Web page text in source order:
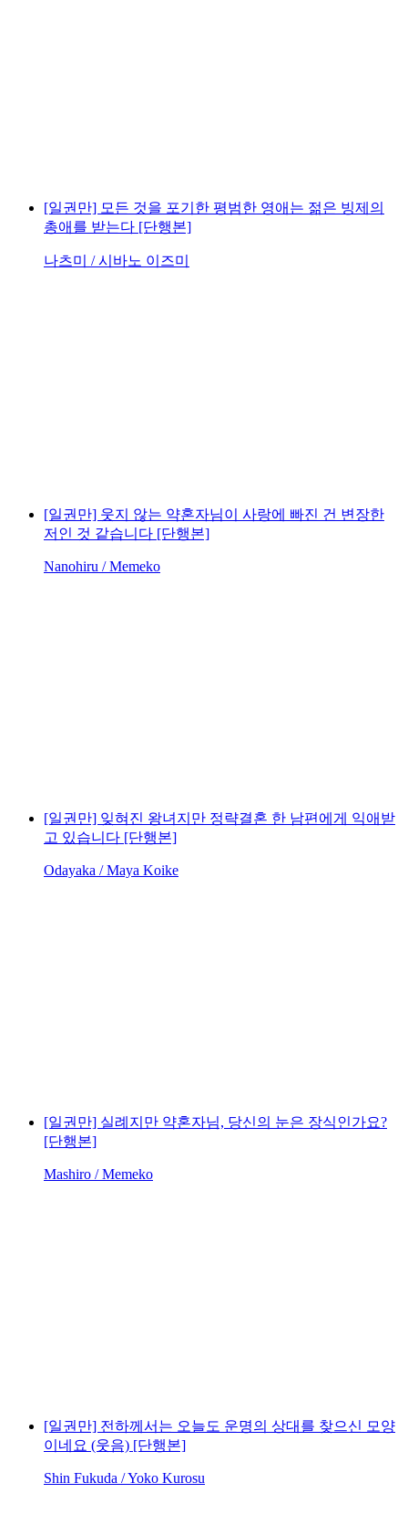
[일권만] 모든 것을 포기한 평범한 영애는 젊은 빙제의
총애를 받는다 [단행본]
나츠미 / 시바노 이즈미
[일권만] 웃지 않는 약혼자님이 사랑에 빠진 건 변장한
저인 것 같습니다 [단행본]
Nanohiru / Memeko
[일권만] 잊혀진 왕녀지만 정략결혼 한 남편에게 익애받
고 있습니다 [단행본]
Odayaka / Maya Koike
[일권만] 실례지만 약혼자님, 당신의 눈은 장식인가요?
[단행본]
Mashiro / Memeko
[일권만] 전하께서는 오늘도 운명의 상대를 찾으신 모양
이네요 (웃음) [단행본]
Shin Fukuda / Yoko Kurosu